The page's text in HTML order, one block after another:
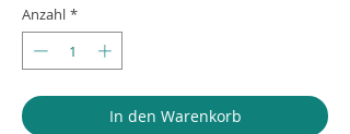
Anzahl *
In den Warenkorb